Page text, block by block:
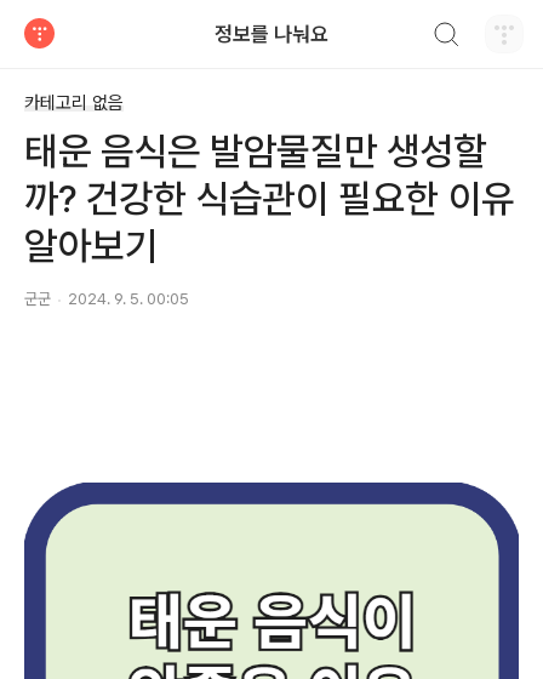
정보를 나눠요
카테고리 없음
태운 음식은 발암물질만 생성할
까? 건강한 식습관이 필요한 이유
알아보기
군군 2024. 9. 5. 00:05